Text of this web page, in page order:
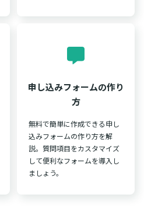
申し込みフォームの作り
方
無料で簡単に作成できる申し
込みフォームの作り方を解
説。質問項目をカスタマイズ
して便利なフォームを導入し
ましょう。